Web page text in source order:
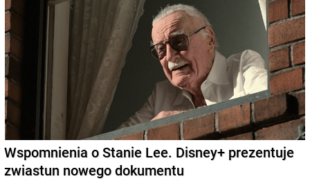
Wspomnienia o Stanie Lee. Disney+ prezentuje
zwiastun nowego dokumentu